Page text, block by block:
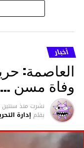
هذا وقد تمكن
هلال في توقيت
والقبض عليه
ما نُسبه إليه.
متابعة
قسم الاخبار
أخبار
العاصمة:
وفاة مسن …
نشرت منذ سنتين
بقلم إدارة